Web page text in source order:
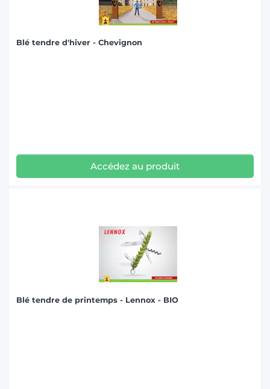
Blé tendre d'hiver - Chevignon
Accédez au produit
Blé tendre de printemps - Lennox - BIO